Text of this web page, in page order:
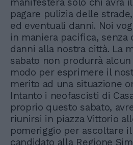
manifesterà solo chi avrà
pagare pulizia delle
ed eventuali danni. Noi
in maniera pacifica, senza
danni alla nostra città. La
sabato non produrrà
modo per esprimere il
merito ad una situazione
Intanto i neofascisti di
proprio questo sabato,
riunirsi in piazza Vittorio
pomeriggio per ascoltare
candidato alla Regione